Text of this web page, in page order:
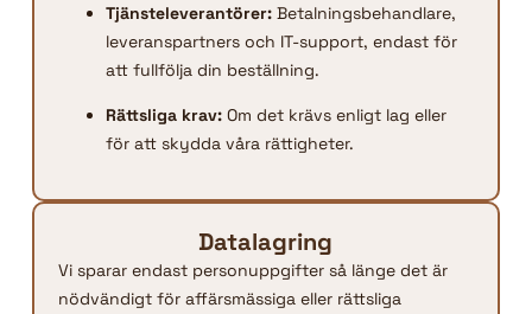
Tjänsteleverantörer:Betalningsbehandlare,
leveranspartners och IT-support, endast för
att fullfölja din beställning.
Rättsliga krav:Om det krävs enligt lag eller
för att skydda våra rättigheter.
Datalagring
Vi sparar endast personuppgifter så länge det är
nödvändigt för affärsmässiga eller rättsliga